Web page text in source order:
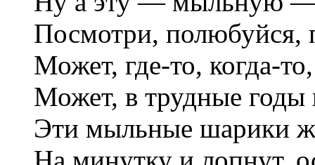
Посмотри, полюбуйся,
Может, где-то, когда-
Может, в трудные годы
Эти мыльные шарики